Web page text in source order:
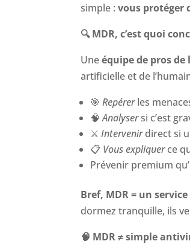
simple :vous protéger
🔍MDR, c’est quoi
Uneéquipe de pros
artificielle et de
🎯 Repérerles
🧠 Analysersi c’est
⚔ Intervenirdirect si
📋 Vous expliquerce
Prévenir premium
Bref, MDR = un
dormez tranquille, ils
🧠 MDR ≠ simple